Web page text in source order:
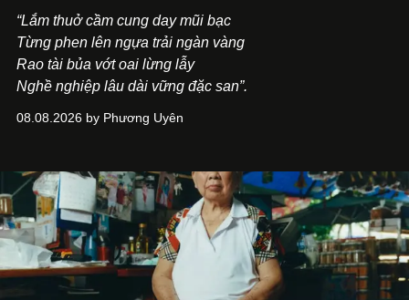
“Lắm thuở cầm cung day mũi bạc
Từng phen lên ngựa trải ngàn vàng
Rao tài bủa vớt oai lừng lẫy
Nghề nghiệp lâu dài vững đặc san”.
08.08.2026 by Phương Uyên